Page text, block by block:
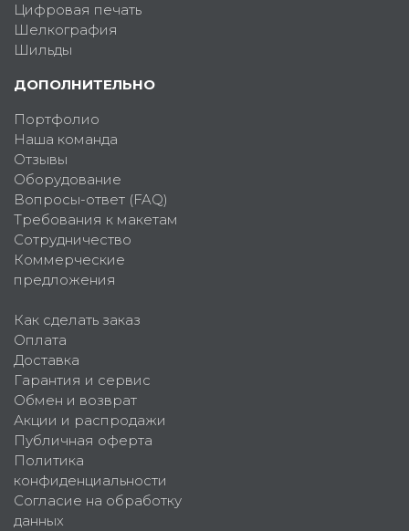
Цифровая печать
Шелкография
Шильды
ДОПОЛНИТЕЛЬНО
Портфолио
Наша команда
Отзывы
Оборудование
Вопросы-ответ (FAQ)
Требования к макетам
Сотрудничество
Коммерческие
предложения
Как сделать заказ
Оплата
Доставка
Гарантия и сервис
Обмен и возврат
Акции и распродажи
Публичная оферта
Политика
конфиденциальности
Согласие на обработку
данных